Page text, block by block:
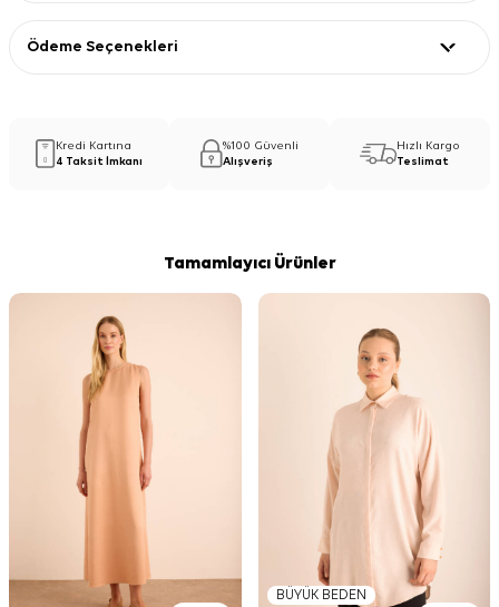
Ödeme Seçenekleri
Kredi Kartına
4 Taksit İmkanı
%100 Güvenli
Alışveriş
Hızlı Kargo
Teslimat
Tamamlayıcı Ürünler
BÜYÜK BEDEN